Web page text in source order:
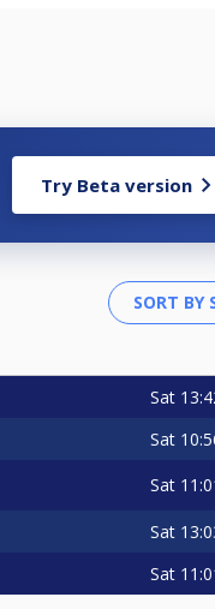
Try Beta version
Sat
Sat
Sat
Sat
Sat